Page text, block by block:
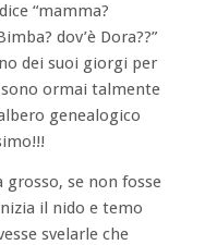
“mamma?
dov’è Dora??”
dei suoi giorgi per
ormai talmente
genealogico
se non fosse
il nido e temo
svelarle che